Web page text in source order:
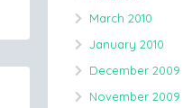
March 2010
January 2010
December 2009
November 2009